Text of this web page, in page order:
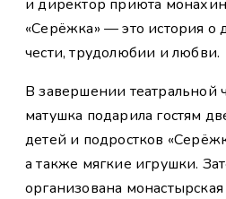
и директор приюта
«Серёжка» — это история о
чести, трудолюбии и любви.
В завершении театральной
матушка подарила гостям
детей и подростков
а также мягкие игрушки.
организована